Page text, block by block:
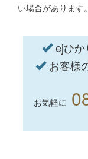
い場合があります
ejひか
お客様
お気軽に